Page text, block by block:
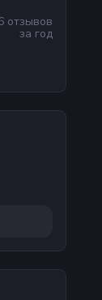
отзывов
за год